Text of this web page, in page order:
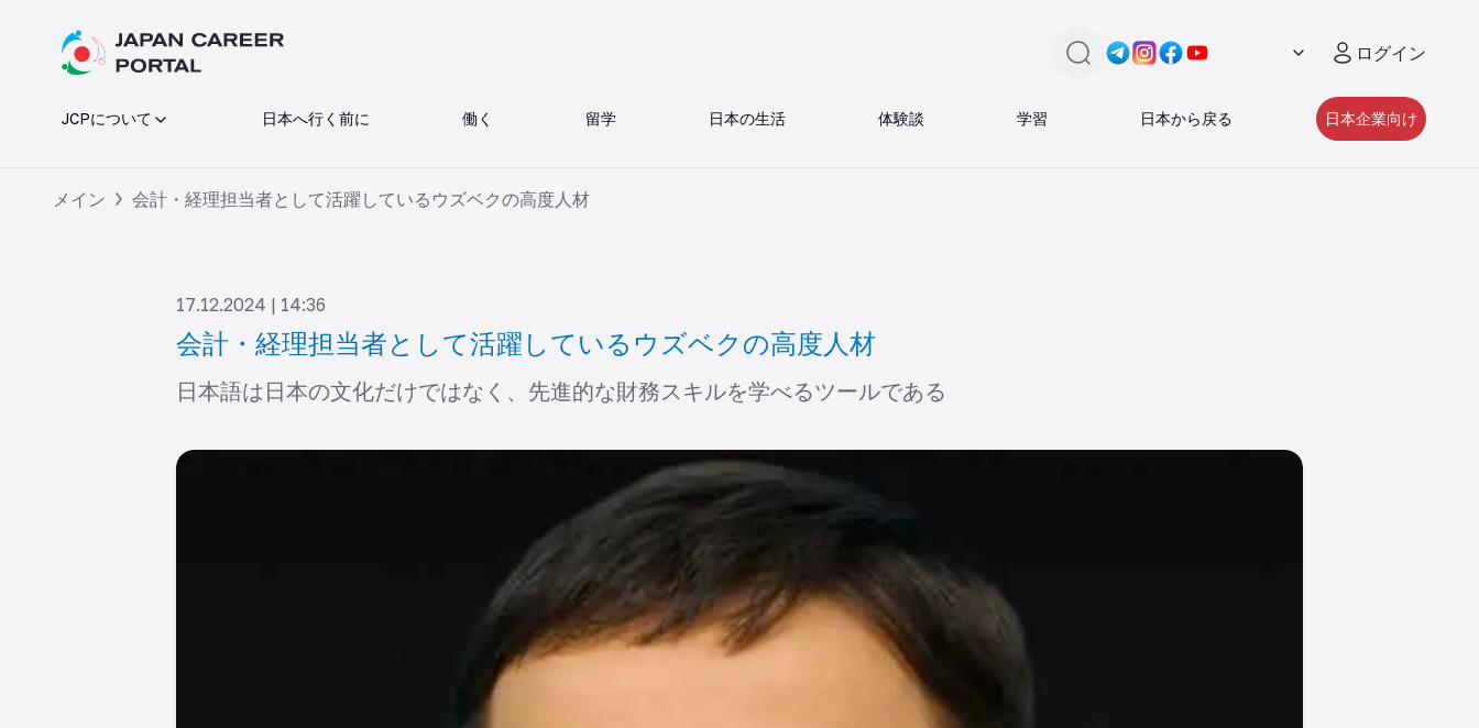
検索
ログイン
JCPについて 日本へ行く前に 働く 留学 日本の生活 体験談 学習 日本から戻る 日本企業向け
メイン 会計・経理担当者として活躍しているウズベクの高度人材
17.12.2024 | 14:36
会計・経理担当者として活躍しているウズベクの高度人材
日本語は日本の文化だけではなく、先進的な財務スキルを学べるツールである